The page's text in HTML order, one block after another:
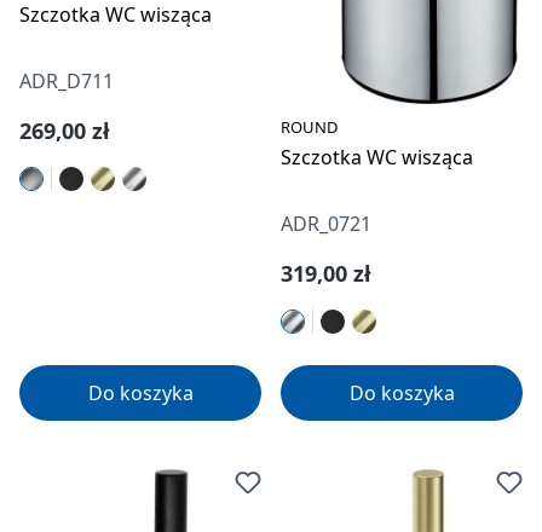
Szczotka WC wisząca
ADR_D711
Cena regularna:
269,00 zł
Do koszyka
ROUND
Szczotka WC wisząca
ADR_0721
Cena regularna:
319,00 zł
Do koszyka